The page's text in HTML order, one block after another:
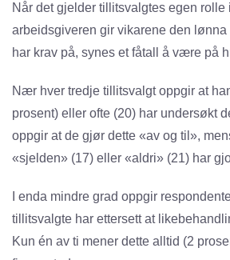
Når det gjelder tillitsvalgtes egen rolle
arbeidsgiveren gir vikarene den
har krav på, synes et fåtall å være på
Nær hver tredje tillitsvalgt oppgir at
prosent) eller ofte (20) har undersøkt
oppgir at de gjør dette «av og til»,
«sjelden» (17) eller «aldri» (21) har
I enda mindre grad oppgir
tillitsvalgte har ettersett at
Kun én av ti mener dette alltid (2